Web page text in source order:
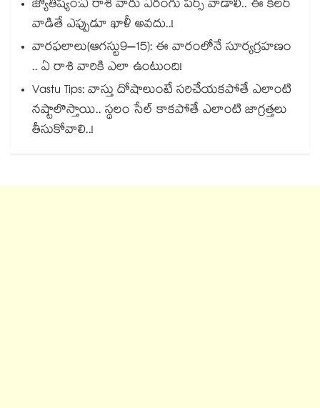
జ్యోతిష్యం:ఏ రాశి వారు ఏరంగు పర్స్ వాడాలి.. ఈ కలర్
వాడితే ఎప్పుడూ ఖాళీ అవదు..!
వారఫలాలు(ఆగస్టు9–15): ఈ వారంలోనే సూర్యగ్రహణం
.. ఏ రాశి వారికి ఎలా ఉంటుంది!
Vastu Tips: వాస్తు దోషాలుంటే సరిచేయకపోతే ఎలాంటి
నష్టాలొస్తాయి.. స్థలం సేల్ కాకపోతే ఎలాంటి జాగ్రత్తలు
తీసుకోవాలి..!